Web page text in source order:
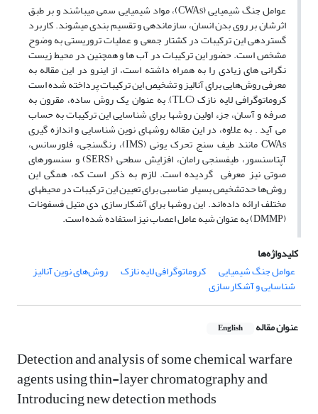
عوامل جنگ شیمیایی (CWAs)، مواد شیمیایی سمی می‎باشند و بر طبق
اثرشان بر روی بدن انسان، سازماندهی و تقسیم‌ بندی می­شوند. کاربرد
گسترده‎ی این ترکیبات در کشتار جمعی و عملیات‎ تروریستی به وضوح
مشخص است. حضور این ترکیبات در آب ‎ها و همچنین در محیط زیست
نگرانی ‎های زیادی را به همراه داشته است، از اینرو در این مقاله به
معرفی روش‌هایی برای آنالیز و تشخیص این ترکیبات پرداخته شده است
کروماتوگرافی لایه نازک (TLC), به عنوان یک روش ساده، مقرون به
صرفه و آسان، جزء اولین روش‎ها برای شناسایی این ترکیبات به حساب
می آید . به علاوه، در این مقاله روش‎های نوین شناسایی و اندازه گیری
CWAs مانند طیف ‎سنج تحرک یونی (IMS)، رنگ‎سنجی، فلورسانس،
آپتاسنسور، طیف‎سنجی رامان، افزایش سطحی (SERS) و سنسورهای
صوتی نیز معرفی گردیده است. لازم به ذکر است که، همگی این
روش‌ها حدتشخیص بسیار مناسبی برای تعیین این ترکیبات در محیط‎های
مختلف ارائه داده‌اند. این روش‎ها برای آشکارسازی دی متیل فسفونات
(DMMP) به عنوان شبه عامل اعصاب نیز استفاده شده است.
کلیدواژه‌ها
عوامل جنگ شیمیایی
کروماتوگرافی لایه نازک روش‌های نوین آنالیز
شناسایی و آشکارسازی
عنوان مقاله English
Detection and analysis of some chemical warfare
agents using thin-layer chromatography and
Introducing new detection methods